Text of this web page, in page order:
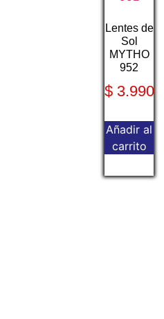
Lentes de
Sol
MYTHO
952
$ 3.990
Añadir al
carrito